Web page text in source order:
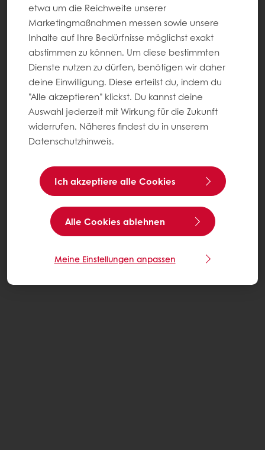
etwa um die Reichweite unserer
Marketingmaßnahmen messen sowie unsere
Inhalte auf Ihre Bedürfnisse möglichst exakt
abstimmen zu können. Um diese bestimmten
Dienste nutzen zu dürfen, benötigen wir daher
deine Einwilligung. Diese erteilst du, indem du
"Alle akzeptieren" klickst. Du kannst deine
Auswahl jederzeit mit Wirkung für die Zukunft
widerrufen. Näheres findest du in unserem
Datenschutzhinweis.
Ich akzeptiere alle Cookies
Alle Cookies ablehnen
Meine Einstellungen anpassen